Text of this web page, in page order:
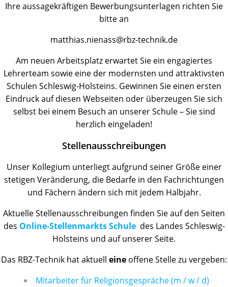
Ihre aussagekräftigen Bewerbungsunterlagen richten Sie
bitte an
matthias.nienass@rbz-technik.de
Am neuen Arbeitsplatz erwartet Sie ein engagiertes
Lehrerteam sowie eine der modernsten und attraktivsten
Schulen Schleswig-Holsteins. Gewinnen Sie einen ersten
Eindruck auf diesen Webseiten oder überzeugen Sie sich
selbst bei einem Besuch an unserer Schule – Sie sind
herzlich eingeladen!
Stellenausschreibungen
Unser Kollegium unterliegt aufgrund seiner Größe einer
stetigen Veränderung, die Bedarfe in den Fachrichtungen
und Fächern ändern sich mit jedem Halbjahr.
Aktuelle Stellenausschreibungen finden Sie auf den Seiten
des Online-Stellenmarkts Schule des Landes Schleswig-
Holsteins und auf unserer Seite.
Das RBZ-Technik hat aktuell eine offene Stelle zu vergeben:
Mitarbeiter für Religionsgespräche (m / w / d)